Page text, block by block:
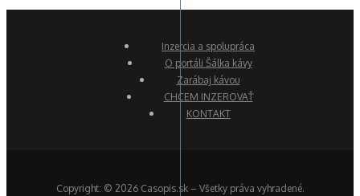
Inzercia a spolupráca
O portáli Šálka kávy
Zarábaj kávou
CHCEM INZEROVAŤ
KONTAKT
Copyright: © 2026 Casopis.sk – Všetky práva vyhradené.